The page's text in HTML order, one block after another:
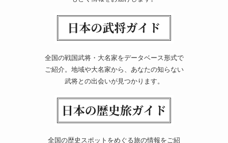
全国の戦国武将・大名家をデータベース形式で
ご紹介。地域や大名家から、あなたの知らない
武将との出会いが見つかります。
全国の歴史スポットをめぐる旅の情報をご紹